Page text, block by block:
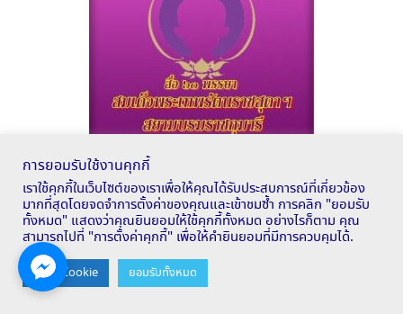
DLTV / DLIT
การยอมรับใช้งานคุกกี้
เราใช้คุกกี้ในเว็บไซต์ของเราเพื่อให้คุณได้รับประสบการณ์ที่เกี่ยวข้อง
มากที่สุดโดยจดจำการตั้งค่าของคุณและเข้าชมซ้ำ การคลิก "ยอมรับ
ทั้งหมด" แสดงว่าคุณยินยอมให้ใช้คุกกี้ทั้งหมด อย่างไรก็ตาม คุณ
สามารถไปที่ "การตั้งค่าคุกกี้" เพื่อให้คำยินยอมที่มีการควบคุมได้.
ตั้งค่า Cookie ยอมรับทั้งหมด